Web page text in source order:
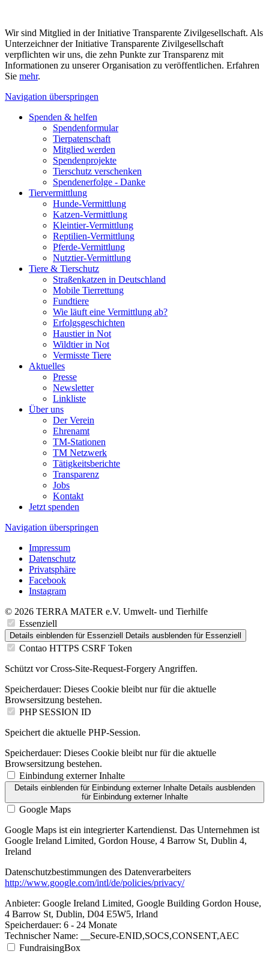
Wir sind Mitglied in der Initiative Transparente Zivilgesellschaft. Als
Unterzeichner der Initiative Transparente Zivilgesellschaft
verpflichten wir uns, die zehn Punkte zur Transparenz mit
Informationen zu unserer Organisation zu veröffentlichen. Erfahren
Sie mehr.
Navigation überspringen
Spenden & helfen
Spendenformular
Tierpatenschaft
Mitglied werden
Spendenprojekte
Tierschutz verschenken
Spendenerfolge - Danke
Tiervermittlung
Hunde-Vermittlung
Katzen-Vermittlung
Kleintier-Vermittlung
Reptilien-Vermittlung
Pferde-Vermittlung
Nutztier-Vermittlung
Tiere & Tierschutz
Straßenkatzen in Deutschland
Mobile Tierrettung
Fundtiere
Wie läuft eine Vermittlung ab?
Erfolgsgeschichten
Haustier in Not
Wildtier in Not
Vermisste Tiere
Aktuelles
Presse
Newsletter
Linkliste
Über uns
Der Verein
Ehrenamt
TM-Stationen
TM Netzwerk
Tätigkeitsberichte
Transparenz
Jobs
Kontakt
Jetzt spenden
Navigation überspringen
Impressum
Datenschutz
Privatsphäre
Facebook
Instagram
© 2026 TERRA MATER e.V. Umwelt- und Tierhilfe
Essenziell
Details einblenden für Essenziell Details ausblenden für Essenziell
Contao HTTPS CSRF Token
Schützt vor Cross-Site-Request-Forgery Angriffen.
Speicherdauer: Dieses Cookie bleibt nur für die aktuelle
Browsersitzung bestehen.
PHP SESSION ID
Speichert die aktuelle PHP-Session.
Speicherdauer: Dieses Cookie bleibt nur für die aktuelle
Browsersitzung bestehen.
Einbindung externer Inhalte
Details einblendenfür Einbindung externer Inhalte Details ausblenden
für Einbindung externer Inhalte
Google Maps
Google Maps ist ein integrierter Kartendienst. Das Unternehmen ist
Google Ireland Limited, Gordon House, 4 Barrow St, Dublin 4,
Ireland
Datenschutzbestimmungen des Datenverarbeiters
http://www.google.com/intl/de/policies/privacy/
Anbieter: Google Ireland Limited, Google Building Gordon House,
4 Barrow St, Dublin, D04 E5W5, Irland
Speicherdauer: 6 - 24 Monate
Technischer Name: __Secure-ENID,SOCS,CONSENT,AEC
FundraisingBox